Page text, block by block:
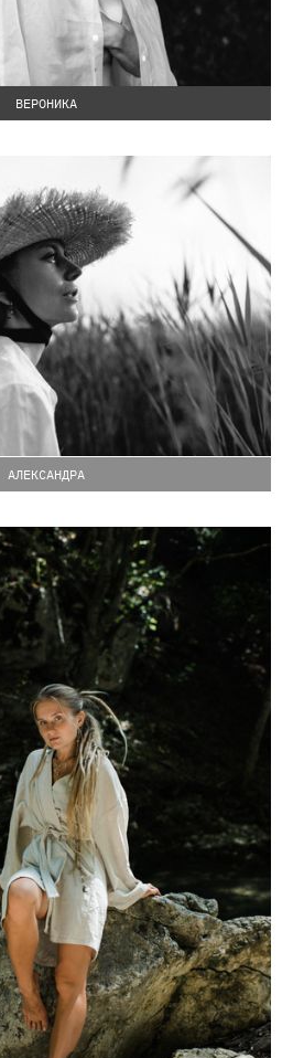
ВЕРОНИКА
АЛЕКСАНДРА